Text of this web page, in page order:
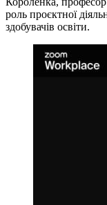
роль проєктної
здобувачів освіти.